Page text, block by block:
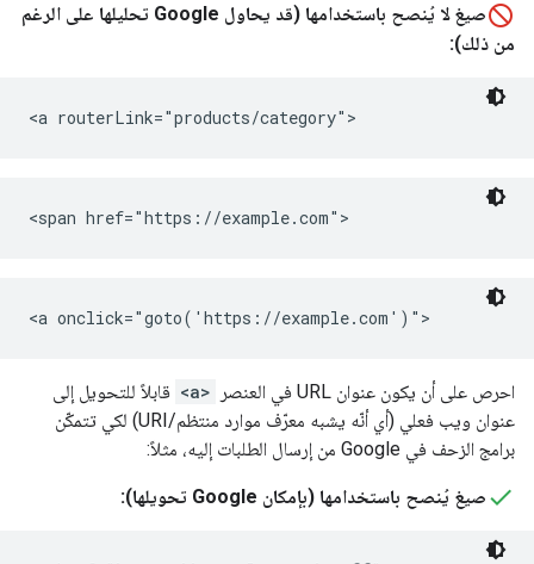
صيغ لا يُنصح باستخدامها (قد يحاول Google تحليلها على الرغم
من ذلك):
<a routerLink="products/category">
<span href="https://example.com">
<a onclick="goto('https://example.com')">
احرص على أن يكون عنوان URL في العنصر <a> قابلاً للتحويل إلى
عنوان ويب فعلي (أي أنّه يشبه معرّف موارد منتظم/URI) لكي تتمكّن
برامج الزحف في Google من إرسال الطلبات إليه، مثلاً:
صيغ يُنصح باستخدامها (بإمكان Google تحويلها):